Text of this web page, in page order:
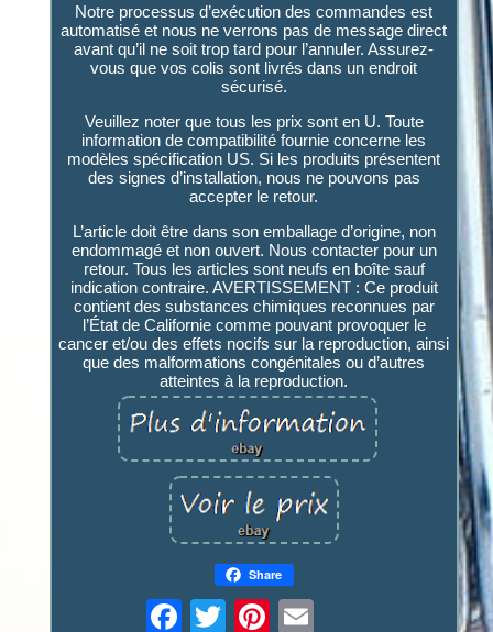
Notre processus d’exécution des commandes est
automatisé et nous ne verrons pas de message direct
avant qu’il ne soit trop tard pour l’annuler. Assurez-
vous que vos colis sont livrés dans un endroit
sécurisé.
Veuillez noter que tous les prix sont en U. Toute
information de compatibilité fournie concerne les
modèles spécification US. Si les produits présentent
des signes d’installation, nous ne pouvons pas
accepter le retour.
L’article doit être dans son emballage d’origine, non
endommagé et non ouvert. Nous contacter pour un
retour. Tous les articles sont neufs en boîte sauf
indication contraire. AVERTISSEMENT : Ce produit
contient des substances chimiques reconnues par
l’État de Californie comme pouvant provoquer le
cancer et/ou des effets nocifs sur la reproduction, ainsi
que des malformations congénitales ou d’autres
atteintes à la reproduction.
Share